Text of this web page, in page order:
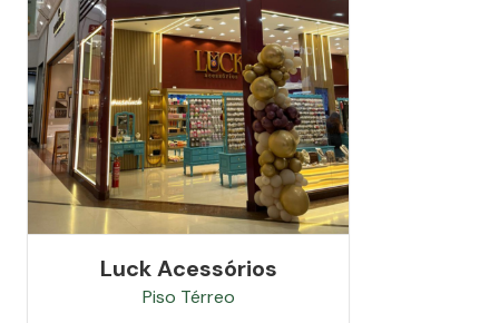
Luck Acessórios
Piso Térreo